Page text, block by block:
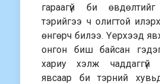
гараагүй би
тэрийгээ ч олигтой
өнгөрч билээ. Үерхээд
онгон биш байсан
хариу хэлж чаддаггүй
явсаар би тэрний хувьд